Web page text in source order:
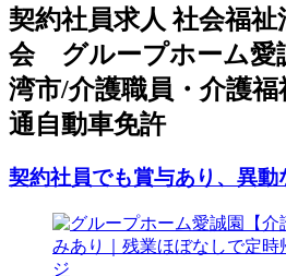
契約社員求人 社会福祉
会 グループホーム愛
湾市/介護職員・介護
通自動車免許
契約社員でも賞与あり、異